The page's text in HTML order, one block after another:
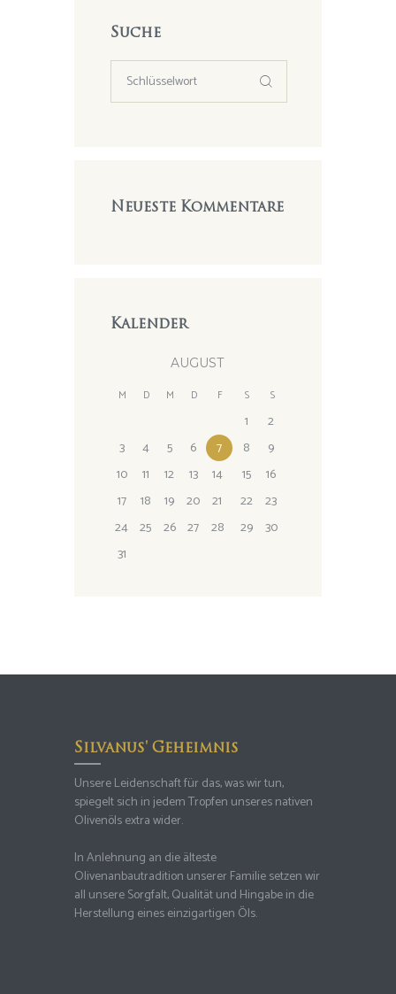
Suche
Neueste Kommentare
Kalender
AUGUST
M D M D F S S
1
2
3
4 5 6 7 8
9
10
11 12 13 14 15
16
17
18 19 20 21 22
23
24 25 26 27 28 29
30
31
Silvanus' Geheimnis
Unsere Leidenschaft für das, was wir tun,
spiegelt sich in jedem Tropfen unseres nativen
Olivenöls extra wider.
In Anlehnung an die älteste
Olivenanbautradition unserer Familie setzen wir
all unsere Sorgfalt, Qualität und Hingabe in die
Herstellung eines einzigartigen Öls.